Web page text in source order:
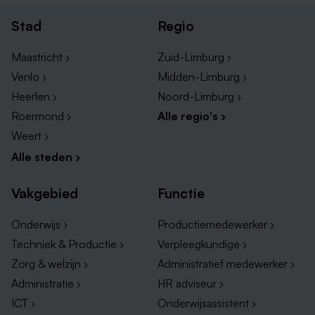
Thuiswerk vacatures Kerkrade
Vacatures met mogelijkheden tot thuiswerken in
Maastricht
Op zoek naar een baan met de flexibiliteit om vanuit
huis te werken in Maastricht? Steeds meer bedrijven
Stad
Maastricht ›
Venlo ›
Heerlen ›
Roermond ›
Weert ›
Alle steden ›
Regio
Zuid-Limburg ›
Midden-Limburg ›
Noord-Limburg ›
Alle regio's ›
Vakgebied
Onderwijs ›
Techniek & Productie ›
Zorg & welzijn ›
Administratie ›
ICT ›
Functie
Productiemedewerker ›
Verpleegkundige ›
Administratief medewerker ›
HR adviseur ›
Onderwijsassistent ›